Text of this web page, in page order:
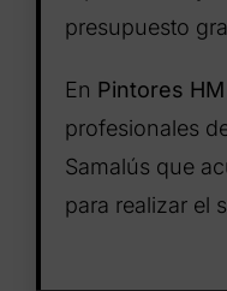
presupuesto
En Pintores HM
profesionales
Samalús que
para realizar el